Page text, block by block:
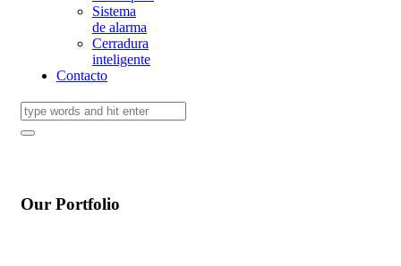
Sistema
de alarma
Cerradura
inteligente
Contacto
Our Portfolio